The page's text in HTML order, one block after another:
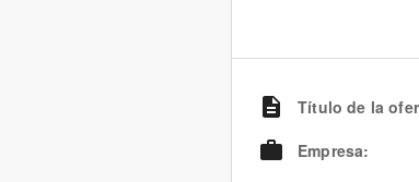
Título de la
Empresa: